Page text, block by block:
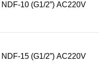
10 (G1/2”) АC220V
15 (G1/2”) АC220V